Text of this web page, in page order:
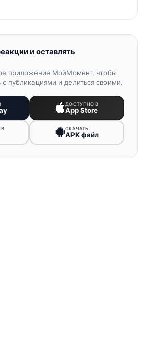
и оставлять
приложение МойМомент, чтобы
с публикациями и делиться своими.
ДОСТУПНО В
App Store
СКАЧАТЬ
APK файл